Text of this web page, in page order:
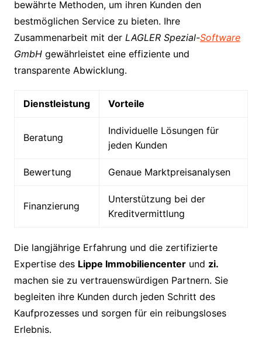
bewährte Methoden, um ihren Kunden den
bestmöglichen Service zu bieten. Ihre
Zusammenarbeit mit der LAGLER Spezial-Software
GmbHgewährleistet eine effiziente und
transparente Abwicklung.
Dienstleistung Vorteile
Beratung
Individuelle Lösungen für
jeden Kunden
Bewertung Genaue Marktpreisanalysen
Finanzierung
Unterstützung bei der
Kreditvermittlung
Die langjährige Erfahrung und die zertifizierte
Expertise des Lippe Immobiliencenterund zi.
machen sie zu vertrauenswürdigen Partnern. Sie
begleiten ihre Kunden durch jeden Schritt des
Kaufprozesses und sorgen für ein reibungsloses
Erlebnis.